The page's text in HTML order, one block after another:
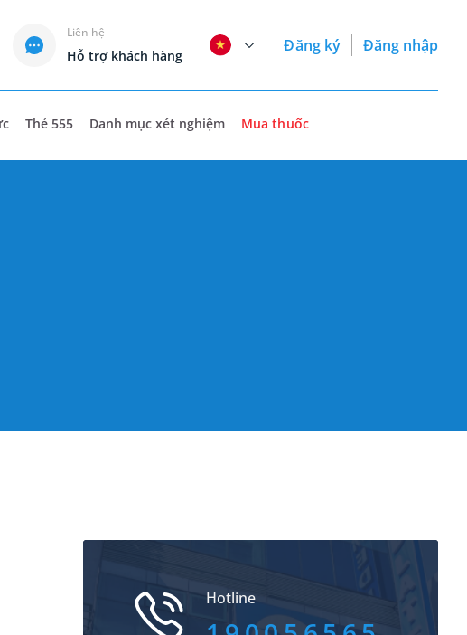
Liên hệ
Hỗ trợ khách hàng
Đăng ký Đăng nhập
Thẻ 555 Danh mục xét nghiệm Mua thuốc
Hotline